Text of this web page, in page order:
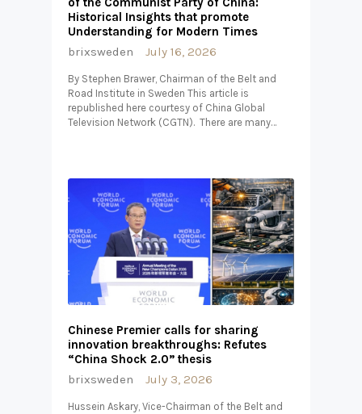
Historical Insights that promote
Understanding for Modern Times
brixsweden
July 16, 2026
By Stephen Brawer, Chairman of the Belt and
Road Institute in Sweden This article is
republished here courtesy of China Global
Television Network (CGTN). There are many…
Chinese Premier calls for sharing
innovation breakthroughs: Refutes
“China Shock 2.0” thesis
brixsweden
July 3, 2026
Hussein Askary, Vice-Chairman of the Belt and